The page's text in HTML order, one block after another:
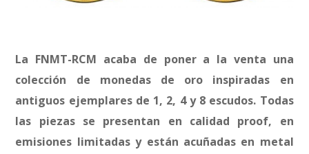
La FNMT-RCM acaba de poner a la venta una
colección de monedas de oro inspiradas en
antiguos ejemplares de 1, 2, 4 y 8 escudos. Todas
las piezas se presentan en calidad proof, en
emisiones limitadas y están acuñadas en metal